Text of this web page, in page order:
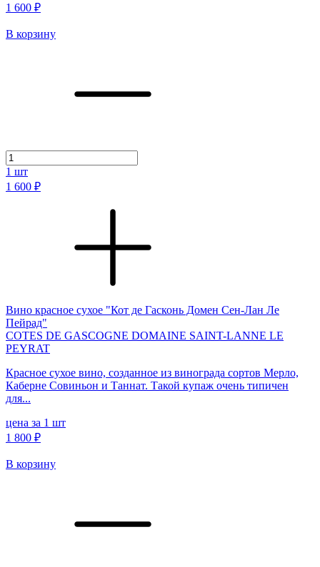
1 600 ₽
В корзину
1 шт
1 600 ₽
Вино красное сухое "Кот де Гасконь Домен Сен-Лан Ле
Пейрад"
COTES DE GASCOGNE DOMAINE SAINT-LANNE LE
PEYRAT
Красное сухое вино, созданное из винограда сортов Мерло,
Каберне Совиньон и Таннат. Такой купаж очень типичен
для...
цена за 1 шт
1 800 ₽
В корзину